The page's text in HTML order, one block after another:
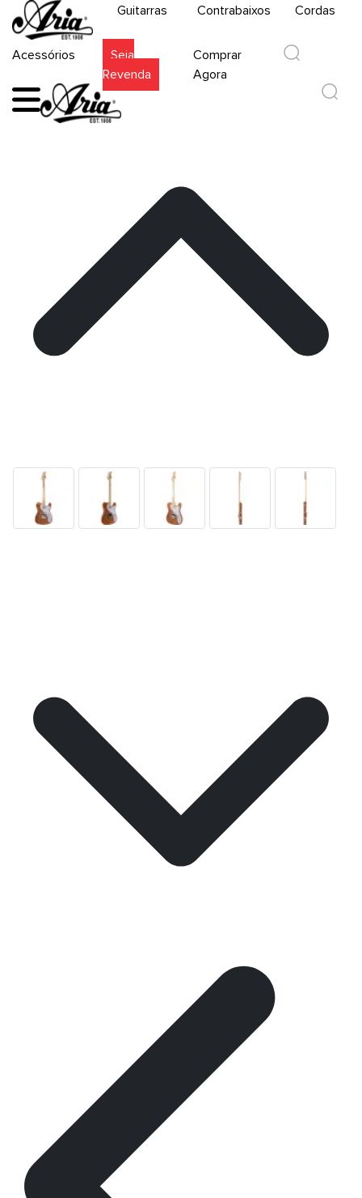
Guitarras Contrabaixos Cordas
Acessórios
Seja
Revenda
Comprar
Agora